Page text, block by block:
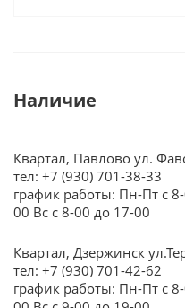
Наличие
Квартал, Павлово ул.
тел: +7 (930) 701-38-33
график работы: Пн-Пт с
00 Вс с 8-00 до 17-00
Квартал, Дзержинск
тел: +7 (930) 701-42-62
график работы: Пн-Пт с